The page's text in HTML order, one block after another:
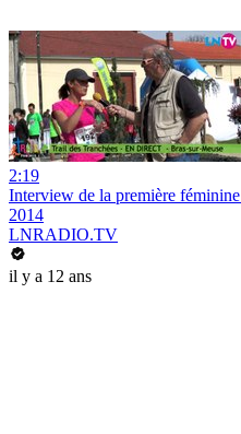
2:19
Interview de la première
2014
LNRADIO.TV
il y a 12 ans